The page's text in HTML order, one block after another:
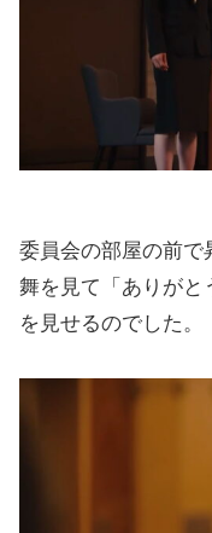
委員会の部屋の前で
舞を見て「ありがと
を見せるのでした。